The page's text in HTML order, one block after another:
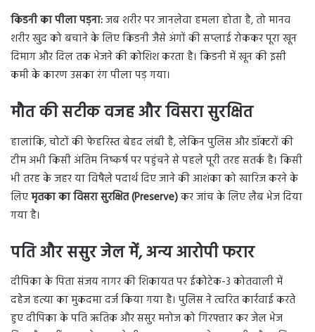
किडनी का पीला पड़ना:जब शरीर पर जानलेवा हमला होता है, तो मानव
शरीर खुद को बचाने के लिए किडनी जैसे अंगों की सप्लाई रोककर पूरा खून
दिमाग और दिल तक भेजने की कोशिश करता है। किडनी में खून की इसी
कमी के कारण उसका रंग पीला पड़ गया।
मौत की सटीक वजह और विसरा सुरक्षित
हालांकि, चोटों की फेहरिस्त बेहद लंबी है, लेकिन पुलिस और डॉक्टरों की
टीम अभी किसी अंतिम निष्कर्ष पर पहुंचने से पहले पूरी तरह सतर्क है। किसी
भी तरह के जहर या विषैले पदार्थ दिए जाने की आशंका को खारिज करने के
लिएमृतका का विसरा सुरक्षित (Preserve)कर जांच के लिए लैब भेज दिया
गया है।
पति और ससुर जेल में,अन्य आरोपी फरार
दीपिका के पिता संजय नागर की शिकायत पर ईकोटेक-3 कोतवाली में
दहेज हत्या का मुकदमा दर्ज किया गया है। पुलिस ने त्वरित कार्रवाई करते
हुए दीपिका के पति ऋतिक और ससुर मनोज को गिरफ्तार कर जेल भेज